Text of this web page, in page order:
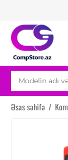
Əsas səhifə /